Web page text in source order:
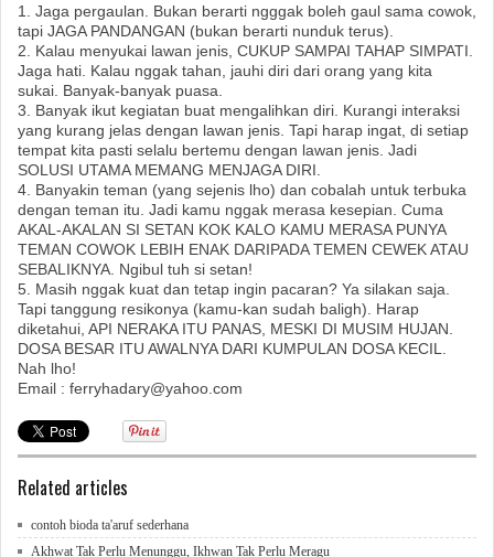
1. Jaga pergaulan. Bukan berarti ngggak boleh gaul sama cowok,
tapi JAGA PANDANGAN (bukan berarti nunduk terus).
2. Kalau menyukai lawan jenis, CUKUP SAMPAI TAHAP SIMPATI.
Jaga hati. Kalau nggak tahan, jauhi diri dari orang yang kita
sukai. Banyak-banyak puasa.
3. Banyak ikut kegiatan buat mengalihkan diri. Kurangi interaksi
yang kurang jelas dengan lawan jenis. Tapi harap ingat, di setiap
tempat kita pasti selalu bertemu dengan lawan jenis. Jadi
SOLUSI UTAMA MEMANG MENJAGA DIRI.
4. Banyakin teman (yang sejenis lho) dan cobalah untuk terbuka
dengan teman itu. Jadi kamu nggak merasa kesepian. Cuma
AKAL-AKALAN SI SETAN KOK KALO KAMU MERASA PUNYA
TEMAN COWOK LEBIH ENAK DARIPADA TEMEN CEWEK ATAU
SEBALIKNYA. Ngibul tuh si setan!
5. Masih nggak kuat dan tetap ingin pacaran? Ya silakan saja.
Tapi tanggung resikonya (kamu-kan sudah baligh). Harap
diketahui, API NERAKA ITU PANAS, MESKI DI MUSIM HUJAN.
DOSA BESAR ITU AWALNYA DARI KUMPULAN DOSA KECIL.
Nah lho!
Email : ferryhadary@yahoo.com
Related articles
contoh bioda ta'aruf sederhana
Akhwat Tak Perlu Menunggu, Ikhwan Tak Perlu Meragu